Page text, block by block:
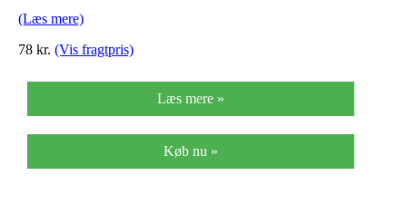
(Læs mere)
78 kr. (Vis fragtpris)
Læs mere »
Køb nu »